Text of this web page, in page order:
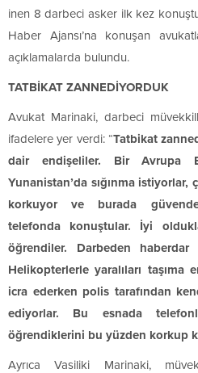
inen 8 darbeci asker ilk kez
Haber Ajansı’na konuşan
açıklamalarda bulundu.
TATBİKAT ZANNEDİYORDUK
Avukat Marinaki, darbeci
ifadelere yer verdi: “Tatbikat
dair endişeliler. Bir Avrupa
Yunanistan’da sığınma
korkuyor ve burada
telefonda konuştular. İyi
öğrendiler. Darbeden haberdar
Helikopterlerle yaralıları taşıma
icra ederken polis tarafından
ediyorlar. Bu esnada
öğrendiklerini bu yüzden korkup
Ayrıca Vasiliki Marinaki,